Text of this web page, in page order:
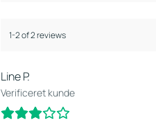
1-2 of 2 reviews
Line P.
Verificeret kunde